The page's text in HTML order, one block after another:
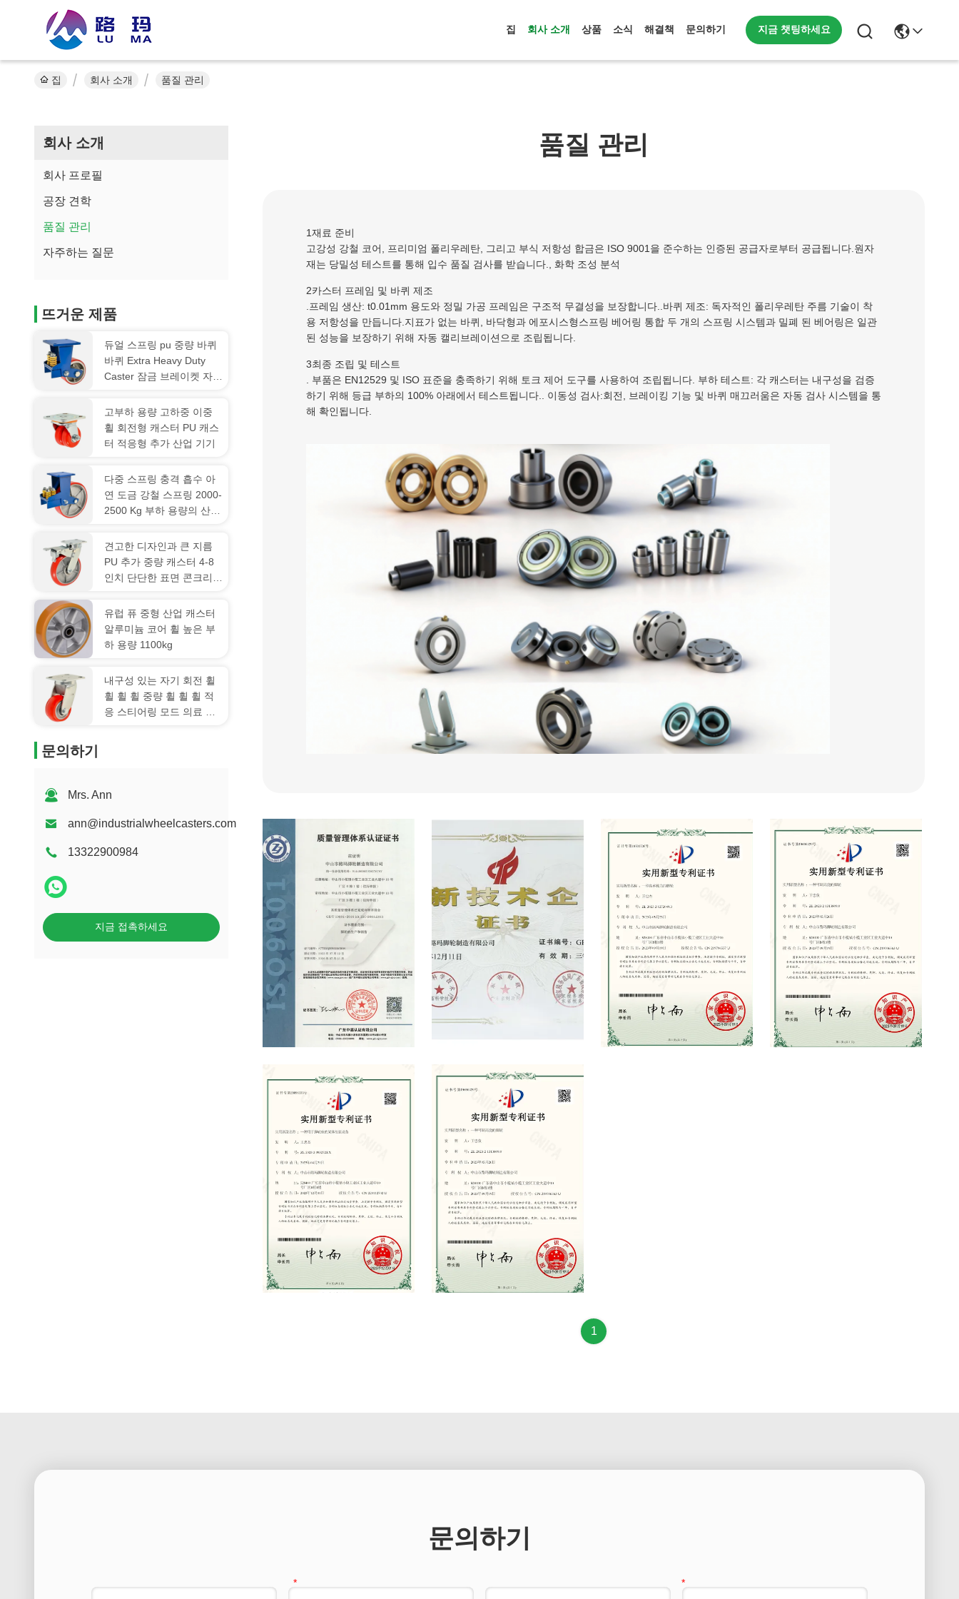
집 회사 소개 상품 소식 해결책 문의하기 지금 챗팅하세요
집 회사 소개 품질 관리
회사 소개
회사 프로필
공장 견학
품질 관리
자주하는 질문
뜨거운 제품
듀얼 스프링 pu 중량 바퀴
바퀴 Extra Heavy Duty
Caster 잠금 브레이켓 자동
고부하 용량 고하중 이중
휠 회전형 캐스터 PU 캐스
터 적응형 추가 산업 기기
다중 스프링 충격 흡수 아
연 도금 강철 스프링 2000-
2500 Kg 부하 용량의 산업
견고한 디자인과 큰 지름
PU 추가 중량 캐스터 4-8
인치 단단한 표면 콘크리트
유럽 퓨 중형 산업 캐스터
알루미늄 코어 휠 높은 부
하 용량 1100kg
내구성 있는 자기 회전 휠
휠 휠 휠 중량 휠 휠 휠 적
응 스티어링 모드 의료 장
문의하기
Mrs. Ann
ann@industrialwheelcasters.com
13322900984
지금 접촉하세요
품질 관리
1재료 준비
고강성 강철 코어, 프리미엄 폴리우레탄, 그리고 부식 저항성 합금은 ISO 9001을 준수하는 인증된 공급자로부터 공급됩니다.원자
재는 당밀성 테스트를 통해 입수 품질 검사를 받습니다., 화학 조성 분석
2카스터 프레임 및 바퀴 제조
.프레임 생산: t0.01mm 용도와 정밀 가공 프레임은 구조적 무결성을 보장합니다..바퀴 제조: 독자적인 폴리우레탄 주름 기술이 착
용 저항성을 만듭니다.지표가 없는 바퀴, 바닥형과 에포시스형스프링 베어링 통합 두 개의 스프링 시스템과 밀폐 된 베어링은 일관
된 성능을 보장하기 위해 자동 캘리브레이션으로 조립됩니다.
3최종 조립 및 테스트
. 부품은 EN12529 및 ISO 표준을 충족하기 위해 토크 제어 도구를 사용하여 조립됩니다. 부하 테스트: 각 캐스터는 내구성을 검증
하기 위해 등급 부하의 100% 아래에서 테스트됩니다.. 이동성 검사:회전, 브레이킹 기능 및 바퀴 매끄러움은 자동 검사 시스템을 통
해 확인됩니다.
1
문의하기